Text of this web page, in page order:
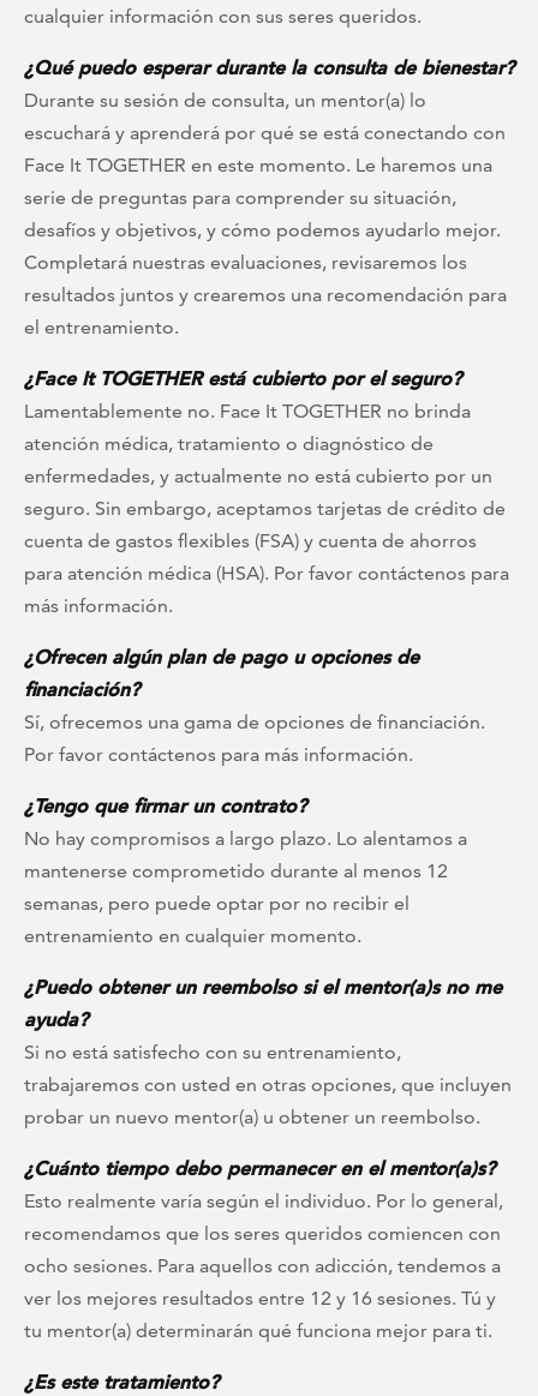
cualquier información con sus seres queridos.
¿Qué puedo esperar durante la consulta de bienestar?
Durante su sesión de consulta, un mentor(a) lo
escuchará y aprenderá por qué se está conectando con
Face It TOGETHER en este momento. Le haremos una
serie de preguntas para comprender su situación,
desafíos y objetivos, y cómo podemos ayudarlo mejor.
Completará nuestras evaluaciones, revisaremos los
resultados juntos y crearemos una recomendación para
el entrenamiento.
¿Face It TOGETHER está cubierto por el seguro?
Lamentablemente no. Face It TOGETHER no brinda
atención médica, tratamiento o diagnóstico de
enfermedades, y actualmente no está cubierto por un
seguro. Sin embargo, aceptamos tarjetas de crédito de
cuenta de gastos flexibles (FSA) y cuenta de ahorros
para atención médica (HSA). Por favor contáctenos para
más información.
¿Ofrecen algún plan de pago u opciones de
financiación?
Sí, ofrecemos una gama de opciones de financiación.
Por favor contáctenos para más información.
¿Tengo que firmar un contrato?
No hay compromisos a largo plazo. Lo alentamos a
mantenerse comprometido durante al menos 12
semanas, pero puede optar por no recibir el
entrenamiento en cualquier momento.
¿Puedo obtener un reembolso si el mentor(a)sno me
ayuda?
Si no está satisfecho con su entrenamiento,
trabajaremos con usted en otras opciones, que incluyen
probar un nuevo mentor(a) u obtener un reembolso.
¿Cuánto tiempo debo permanecer en el mentor(a)s?
Esto realmente varía según el individuo. Por lo general,
recomendamos que los seres queridos comiencen con
ocho sesiones. Para aquellos con adicción, tendemos a
ver los mejores resultados entre 12 y 16 sesiones. Tú y
tu mentor(a) determinarán qué funciona mejor para ti.
¿Es este tratamiento?